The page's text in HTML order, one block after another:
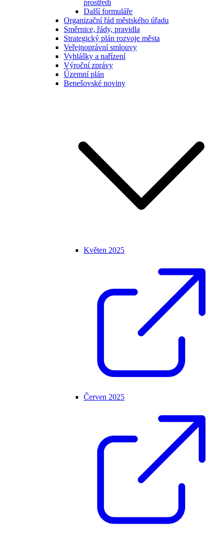
prostředí
Další formuláře
Organizační řád městského úřadu
Směrnice, řády, pravidla
Strategický plán rozvoje města
Veřejnoprávní smlouvy
Vyhlášky a nařízení
Výroční zprávy
Územní plán
Benešovské noviny
Květen 2025
Červen 2025